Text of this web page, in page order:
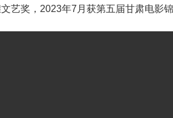
艺奖，2023年7月获第五届甘肃电影